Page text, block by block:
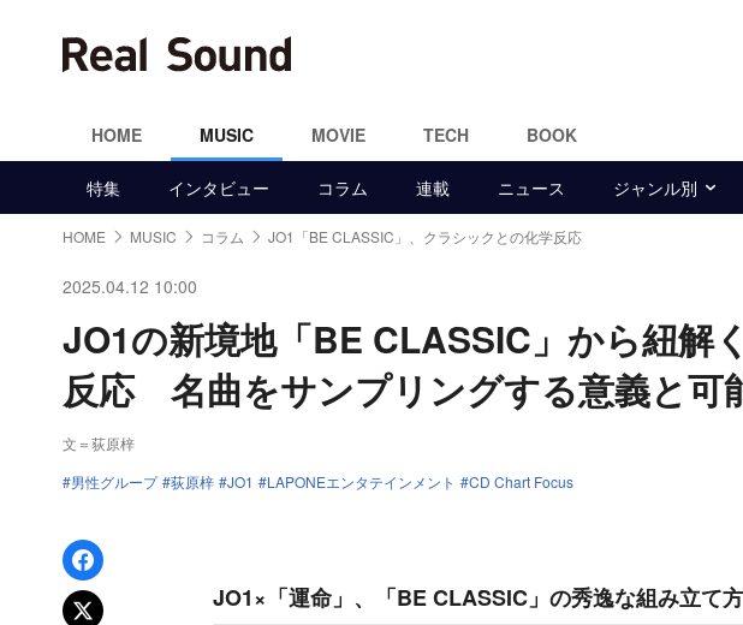
HOME MUSIC MOVIE TECH BOOK
特集 インタビュー コラム 連載 ニュース ジャンル別
HOME MUSIC コラム JO1「BE CLASSIC」、クラシックとの化学反応
2025.04.12 10:00
JO1の新境地「BE CLASSIC」から紐解
反応 名曲をサンプリングする意義と可
文＝荻原梓
男性グループ
荻原梓 JO1 LAPONEエンタテインメント CD Chart Focus
Facebookでシェア
xでポスト
JO1×「運命」、「BE CLASSIC」の秀逸な組み立て方